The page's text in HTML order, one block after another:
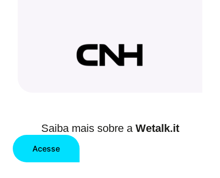
Saiba mais sobre a Wetalk.it
Acesse